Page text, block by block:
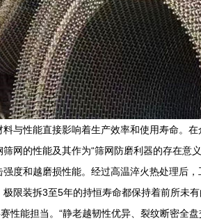
与性能直接影响着生产效率和使用寿命。
网的性能及其作为“筛网防磨利器的存在
度和越磨损性能。经过高温淬火热处理后
限装拆3至5年的持恒寿命都保持着前所
性能担当。“静老越韧性优异、裂纹断密